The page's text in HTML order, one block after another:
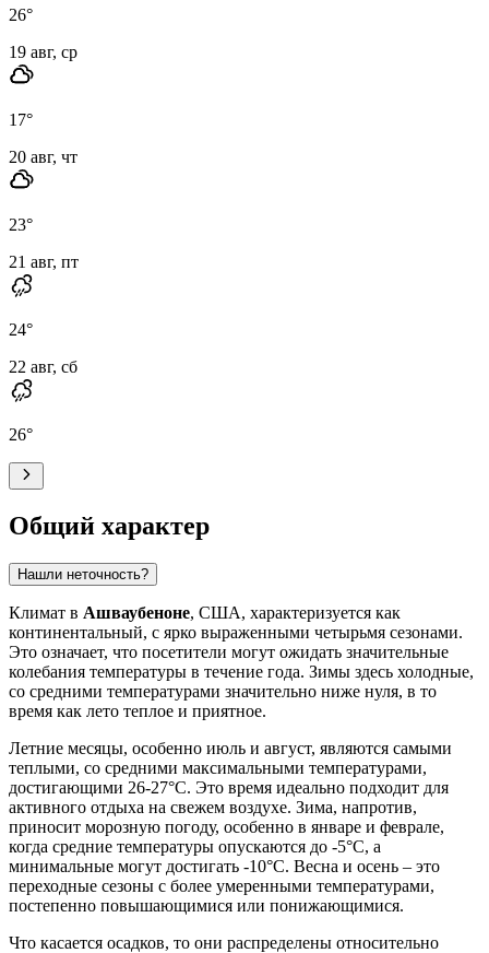
26°
19 авг, ср
17°
20 авг, чт
23°
21 авг, пт
24°
22 авг, сб
26°
Общий характер
Нашли неточность?
Климат в Ашваубеноне, США, характеризуется как
континентальный, с ярко выраженными четырьмя сезонами.
Это означает, что посетители могут ожидать значительные
колебания температуры в течение года. Зимы здесь холодные,
со средними температурами значительно ниже нуля, в то
время как лето теплое и приятное.
Летние месяцы, особенно июль и август, являются самыми
теплыми, со средними максимальными температурами,
достигающими 26-27°C. Это время идеально подходит для
активного отдыха на свежем воздухе. Зима, напротив,
приносит морозную погоду, особенно в январе и феврале,
когда средние температуры опускаются до -5°C, а
минимальные могут достигать -10°C. Весна и осень – это
переходные сезоны с более умеренными температурами,
постепенно повышающимися или понижающимися.
Что касается осадков, то они распределены относительно